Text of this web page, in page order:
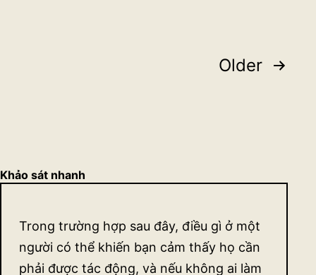
Older
Khảo sát nhanh
sát
quan
Trong trường hợp sau đây, điều gì ở một
người có thể khiến bạn cảm thấy họ cần
phải được tác động, và nếu không ai làm